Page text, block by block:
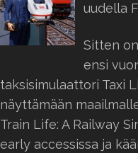
uudella
Sitten
ensi
taksisimulaattori Taxi
näyttämään
Train Life: A Railway
early accessissa ja